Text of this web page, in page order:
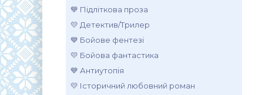
💙 Підліткова проза
💛 Детектив/Трилер
💙 Бойове фентезі
💛 Бойова фантастика
💙 Антиутопія
💛 Історичний любовний роман